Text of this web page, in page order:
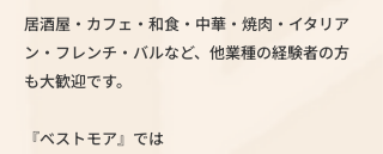
居酒屋・カフェ・和食・中華・焼肉・イタリア
ン・フレンチ・バルなど、他業種の経験者の方
も大歓迎です。
『ベストモア』では